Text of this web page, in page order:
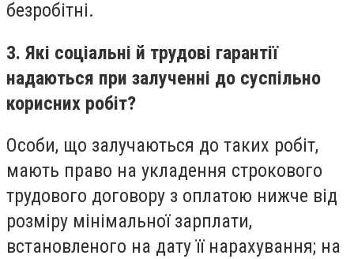
безробітні.
3. Які соціальні й трудові гарантії
надаються при залученні до суспільно
корисних робіт?
Особи, що залучаються до таких робіт,
мають право на укладення строкового
трудового договору з оплатою нижче від
розміру мінімальної зарплати,
встановленого на дату її нарахування; на